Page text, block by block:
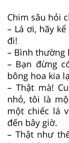
Chim sâu hỏi
– Lá ơi, hãy
đi!
– Bình thường
– Bạn đừng
bông hoa kia
– Thật mà!
nhỏ, tôi là
một chiếc lá
đến bây giờ.
– Thật như